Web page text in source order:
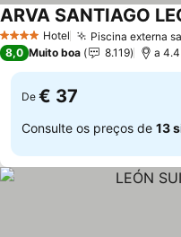
4 EstrelasHotel Piscina externa
ARVA SANTIAGO
8,0 Muito boa 8.119 a
De € 37
Consulte os preços de 13